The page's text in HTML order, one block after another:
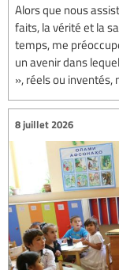
Alors que nous
faits, la vérité et la
temps, me
un avenir dans
», réels ou inventés,
8 juillet 2026